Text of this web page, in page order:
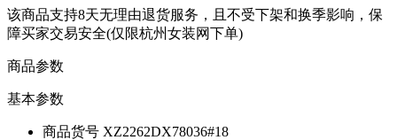
该商品支持8天无理由退货服务，且不受下架和换季影响，保
障买家交易安全(仅限杭州女装网下单)
商品参数
基本参数
商品货号 XZ2262DX78036#18